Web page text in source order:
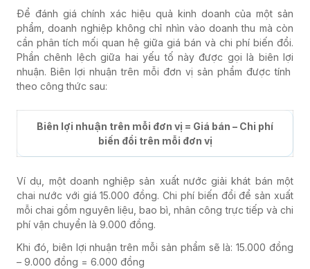
Để đánh giá chính xác hiệu quả kinh doanh của một sản
phẩm, doanh nghiệp không chỉ nhìn vào doanh thu mà còn
cần phân tích mối quan hệ giữa giá bán và chi phí biến đổi.
Phần chênh lệch giữa hai yếu tố này được gọi là biên lợi
nhuận. Biên lợi nhuận trên mỗi đơn vị sản phẩm được tính
theo công thức sau:
Biên lợi nhuận trên mỗi đơn vị = Giá bán – Chi phí
biến đổi trên mỗi đơn vị
Ví dụ, một doanh nghiệp sản xuất nước giải khát bán một
chai nước với giá 15.000 đồng. Chi phí biến đổi để sản xuất
mỗi chai gồm nguyên liệu, bao bì, nhân công trực tiếp và chi
phí vận chuyển là 9.000 đồng.
Khi đó, biên lợi nhuận trên mỗi sản phẩm sẽ là: 15.000 đồng
– 9.000 đồng = 6.000 đồng